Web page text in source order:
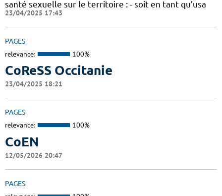
santé sexuelle sur le territoire : - soit en tant qu’usa
23/04/2025 17:43
PAGES
relevance: 100%
CoReSS Occitanie
23/04/2025 18:21
PAGES
relevance: 100%
CoEN
12/05/2026 20:47
PAGES